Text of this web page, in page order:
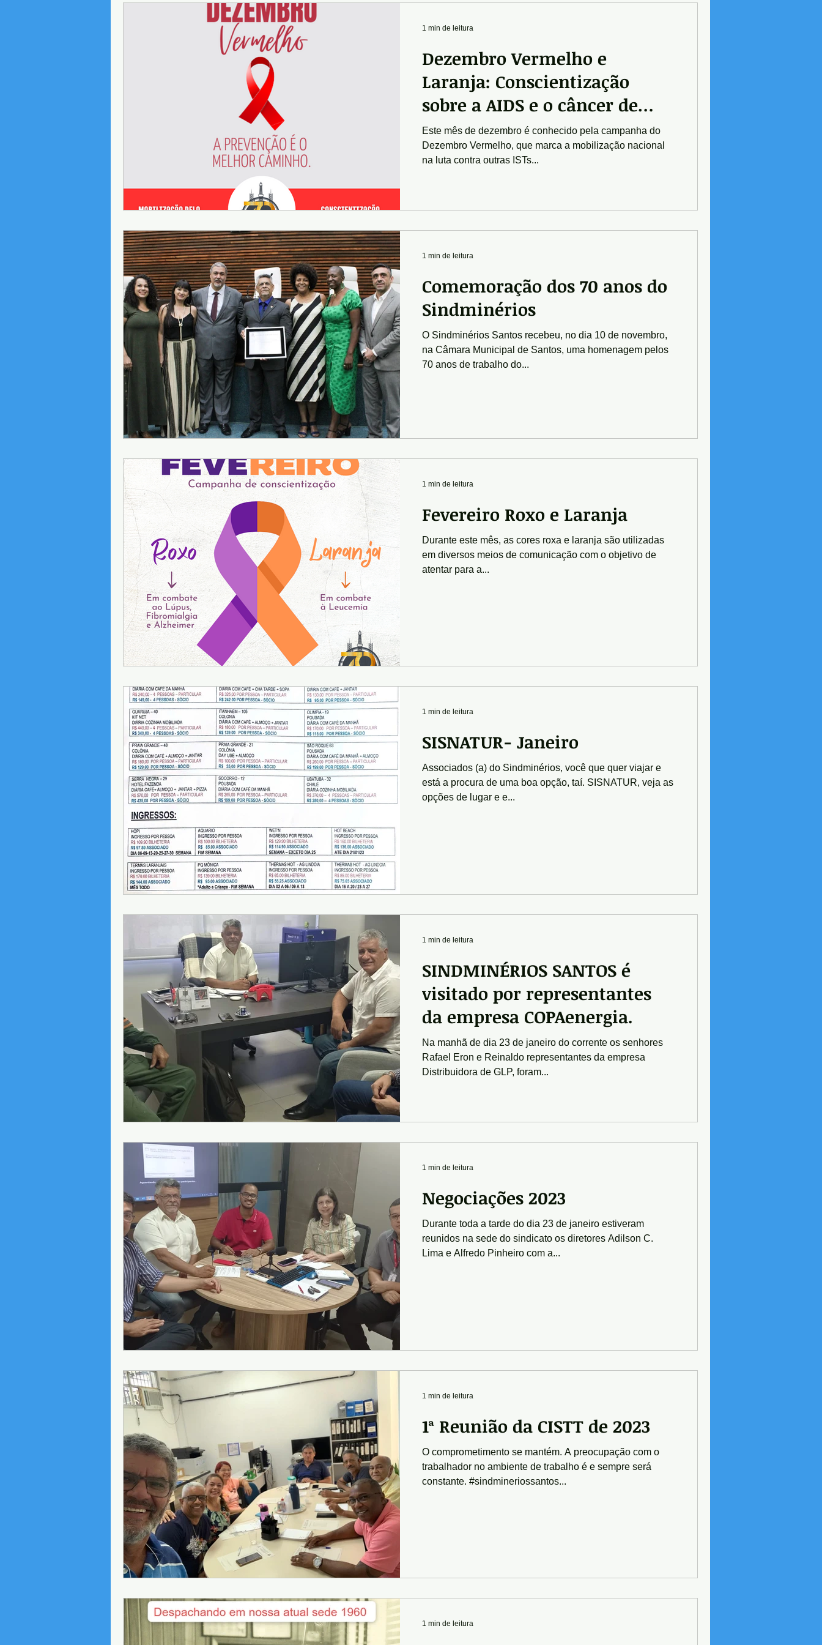
Dezembro Vermelho e
Laranja: Conscientização
sobre a AIDS e o câncer de
pele
Este mês de dezembro é conhecido pela campanha do
Dezembro Vermelho, que marca a mobilização nacional
na luta contra outras ISTs...
1 min de leitura
Comemoração dos 70 anos do
Sindminérios
O Sindminérios Santos recebeu, no dia 10 de novembro,
na Câmara Municipal de Santos, uma homenagem pelos
70 anos de trabalho do...
1 min de leitura
Fevereiro Roxo e Laranja
Durante este mês, as cores roxa e laranja são utilizadas
em diversos meios de comunicação com o objetivo de
atentar para a...
1 min de leitura
SISNATUR- Janeiro
Associados (a) do Sindminérios, você que quer viajar e
está a procura de uma boa opção, taí. SISNATUR, veja as
opções de lugar e e...
1 min de leitura
SINDMINÉRIOS SANTOS é
visitado por representantes
da empresa COPAenergia.
Na manhã de dia 23 de janeiro do corrente os senhores
Rafael Eron e Reinaldo representantes da empresa
Distribuidora de GLP, foram...
1 min de leitura
Negociações 2023
Durante toda a tarde do dia 23 de janeiro estiveram
reunidos na sede do sindicato os diretores Adilson C.
Lima e Alfredo Pinheiro com a...
1 min de leitura
1ª Reunião da CISTT de 2023
O comprometimento se mantém. A preocupação com o
trabalhador no ambiente de trabalho é e sempre será
constante. #sindmineriossantos...
1 min de leitura
1 min de leitura